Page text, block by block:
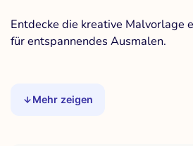
Entdecke die kreative Malvorlage
für entspannendes Ausmalen.
Mehr zeigen